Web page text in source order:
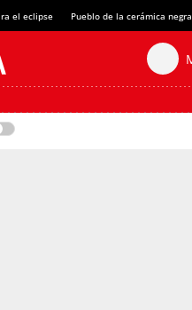
el eclipse Pueblo de la cerámica negra